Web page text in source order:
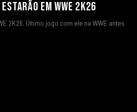
EM WWE 2K26
2K26. Último jogo com ele na WWE antes